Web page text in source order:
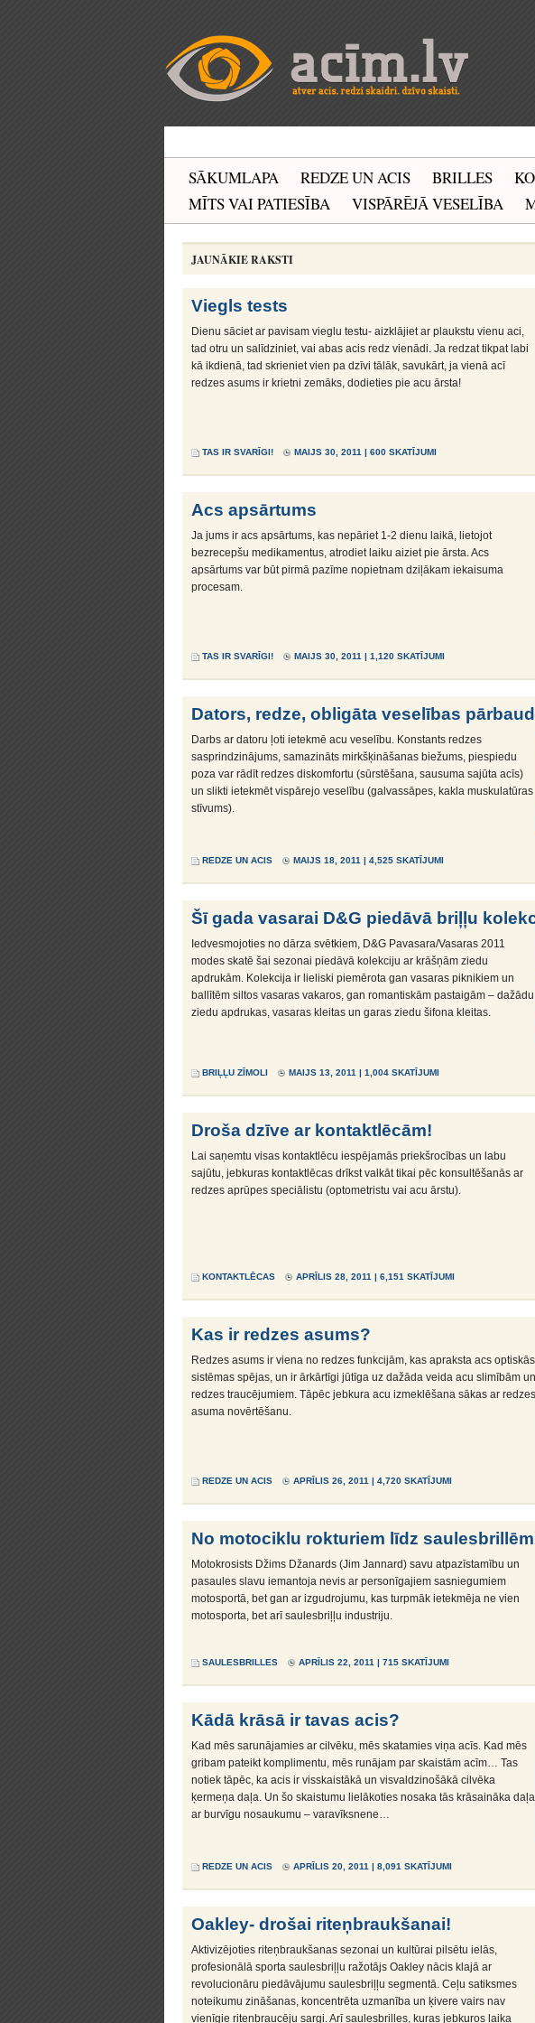
SĀKUMLAPA REDZE UN ACIS BRILLES
MĪTS VAI PATIESĪBA
VISPĀRĒJĀ VESELĪBA
JAUNĀKIE RAKSTI
Viegls tests
Dienu sāciet ar pavisam vieglu testu- aizklājiet ar plaukstu vienu aci,
tad otru un salīdziniet, vai abas acis redz vienādi. Ja redzat tikpat labi
kā ikdienā, tad skrieniet vien pa dzīvi tālāk, savukārt, ja vienā acī
redzes asums ir krietni zemāks, dodieties pie acu ārsta!
TAS IR SVARĪGI! MAIJS 30, 2011 | 600 SKATĪJUMI
Acs apsārtums
Ja jums ir acs apsārtums, kas nepāriet 1-2 dienu laikā, lietojot
bezrecepšu medikamentus, atrodiet laiku aiziet pie ārsta. Acs
apsārtums var būt pirmā pazīme nopietnam dziļākam iekaisuma
procesam.
TAS IR SVARĪGI! MAIJS 30, 2011 | 1,120 SKATĪJUMI
Dators, redze, obligāta veselības
Darbs ar datoru ļoti ietekmē acu veselību. Konstants redzes
sasprindzinājums, samazināts mirkšķināšanas biežums, piespiedu
poza var rādīt redzes diskomfortu (sūrstēšana, sausuma sajūta acīs)
un slikti ietekmēt vispārejo veselību (galvassāpes, kakla muskulatūras
stīvums).
REDZE UN ACIS MAIJS 18, 2011 | 4,525 SKATĪJUMI
Šī gada vasarai D&G piedāvā briļļu
Iedvesmojoties no dārza svētkiem, D&G Pavasara/Vasaras 2011
modes skatē šai sezonai piedāvā kolekciju ar krāšņām ziedu
apdrukām. Kolekcija ir lieliski piemērota gan vasaras piknikiem un
ballītēm siltos vasaras vakaros, gan romantiskām pastaigām – dažādu
ziedu apdrukas, vasaras kleitas un garas ziedu šifona kleitas.
BRIĻĻU ZĪMOLI MAIJS 13, 2011 | 1,004 SKATĪJUMI
Droša dzīve ar kontaktlēcām!
Lai saņemtu visas kontaktlēcu iespējamās priekšrocības un labu
sajūtu, jebkuras kontaktlēcas drīkst valkāt tikai pēc konsultēšanās ar
redzes aprūpes speciālistu (optometristu vai acu ārstu).
KONTAKTLĒCAS APRĪLIS 28, 2011 | 6,151 SKATĪJUMI
Kas ir redzes asums?
Redzes asums ir viena no redzes funkcijām, kas apraksta acs optiskās
sistēmas spējas, un ir ārkārtīgi jūtīga uz dažāda veida acu slimībām un
redzes traucējumiem. Tāpēc jebkura acu izmeklēšana sākas ar redzes
asuma novērtēšanu.
REDZE UN ACIS APRĪLIS 26, 2011 | 4,720 SKATĪJUMI
No motociklu rokturiem līdz
Motokrosists Džims Džanards (Jim Jannard) savu atpazīstamību un
pasaules slavu iemantoja nevis ar personīgajiem sasniegumiem
motosportā, bet gan ar izgudrojumu, kas turpmāk ietekmēja ne vien
motosporta, bet arī saulesbriļļu industriju.
SAULESBRILLES APRĪLIS 22, 2011 | 715 SKATĪJUMI
Kādā krāsā ir tavas acis?
Kad mēs sarunājamies ar cilvēku, mēs skatamies viņa acīs. Kad mēs
gribam pateikt komplimentu, mēs runājam par skaistām acīm… Tas
notiek tāpēc, ka acis ir visskaistākā un visvaldzinošākā cilvēka
ķermeņa daļa. Un šo skaistumu lielākoties nosaka tās krāsaināka daļa
ar burvīgu nosaukumu – varavīksnene…
REDZE UN ACIS APRĪLIS 20, 2011 | 8,091 SKATĪJUMI
Oakley- drošai riteņbraukšanai!
Aktivizējoties riteņbraukšanas sezonai un kultūrai pilsētu ielās,
profesionālā sporta saulesbriļļu ražotājs Oakley nācis klajā ar
revolucionāru piedāvājumu saulesbriļļu segmentā. Ceļu satiksmes
noteikumu zināšanas, koncentrēta uzmanība un ķivere vairs nav
vienīgie riteņbraucēju sargi. Arī saulesbrilles, kuras jebkuros laika